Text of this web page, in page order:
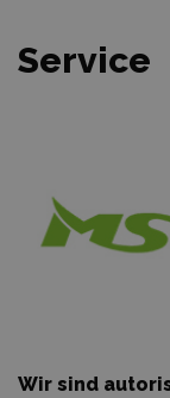
Service
Wir sind